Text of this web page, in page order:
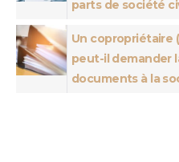
parts de société
Un copropriétaire
peut-il demander
documents à la